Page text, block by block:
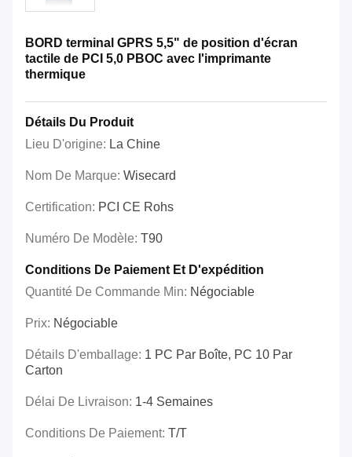
BORD terminal GPRS 5,5" de position d'écran
tactile de PCI 5,0 PBOC avec l'imprimante
thermique
Détails Du Produit
Lieu D'origine: La Chine
Nom De Marque: Wisecard
Certification: PCI CE Rohs
Numéro De Modèle: T90
Conditions De Paiement Et D'expédition
Quantité De Commande Min: Négociable
Prix: Négociable
Détails D'emballage: 1 PC Par Boîte, PC 10 Par
Carton
Délai De Livraison: 1-4 Semaines
Conditions De Paiement: T/T